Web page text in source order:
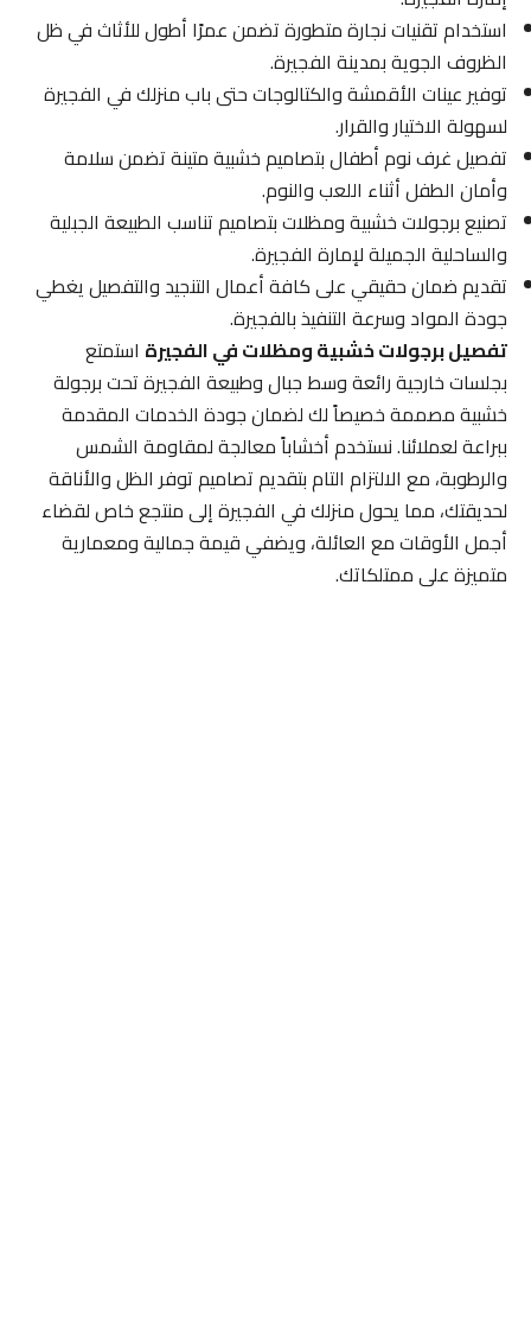
استخدام تقنيات نجارة متطورة تضمن عمرًا أطول للأثاث في ظل
الظروف الجوية بمدينة الفجيرة.
توفير عينات الأقمشة والكتالوجات حتى باب منزلك في الفجيرة
لسهولة الاختيار والقرار.
تفصيل غرف نوم أطفال بتصاميم خشبية متينة تضمن سلامة
وأمان الطفل أثناء اللعب والنوم.
تصنيع برجولات خشبية ومظلات بتصاميم تناسب الطبيعة الجبلية
والساحلية الجميلة لإمارة الفجيرة.
تقديم ضمان حقيقي على كافة أعمال التنجيد والتفصيل يغطي
جودة المواد وسرعة التنفيذ بالفجيرة.
تفصيل برجولات خشبية ومظلات في الفجيرةاستمتع
بجلسات خارجية رائعة وسط جبال وطبيعة الفجيرة تحت برجولة
خشبية مصممة خصيصاً لك لضمان جودة الخدمات المقدمة
ببراعة لعملائنا. نستخدم أخشاباً معالجة لمقاومة الشمس
والرطوبة، مع الالتزام التام بتقديم تصاميم توفر الظل والأناقة
لحديقتك، مما يحول منزلك في الفجيرة إلى منتجع خاص لقضاء
أجمل الأوقات مع العائلة، ويضفي قيمة جمالية ومعمارية
متميزة على ممتلكاتك.